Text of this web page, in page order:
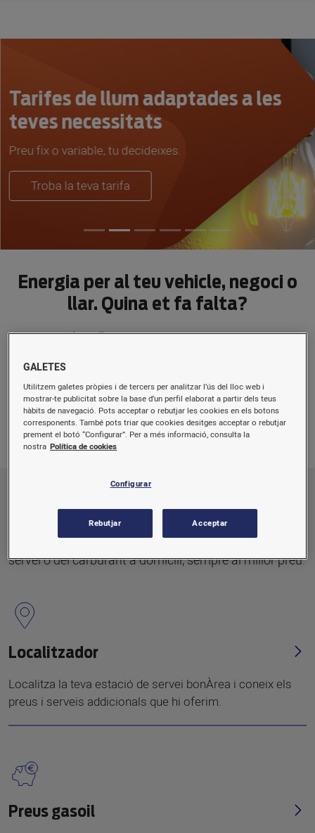
Tarifes de llum adaptades a les
teves necessitats
Preu fix o variable, tu decideixes.
Troba la teva tarifa
Energia per al teu vehicle, negoci o
llar. Quina et fa falta?
Els millors preus sense sorpreses.
Carburant Electricitat Gas
Plaques
Carburant
Coneix tota la informació de les nostres estacions de
servei o del carburant a domicili, sempre al millor preu.
Localitzador
Localitza la teva estació de servei bonÀrea i coneix els
preus i serveis addicionals que hi oferim.
Preus gasoil
GALETES
Utilitzem galetes pròpies i de tercers per analitzar l’ús del lloc web i
mostrar-te publicitat sobre la base d’un perfil elaborat a partir dels teus
hàbits de navegació. Pots acceptar o rebutjar les cookies en els botons
corresponents. També pots triar que cookies desitges acceptar o rebutjar
prement el botó “Configurar”. Per a més informació, consulta la
nostra Política de cookies
Configurar
Rebutjar Acceptar